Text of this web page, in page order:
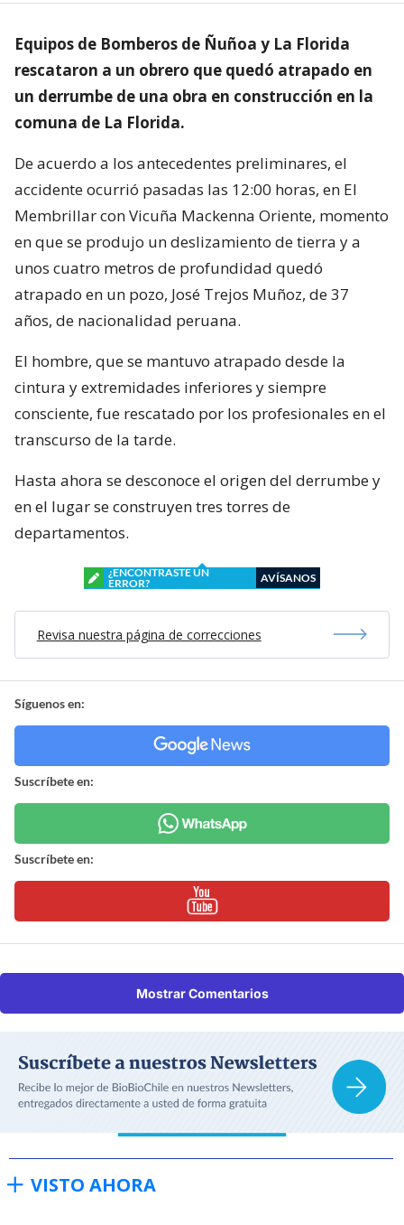
Equipos de Bomberos de Ñuñoa y La Florida
rescataron a un obrero que quedó atrapado en
un derrumbe de una obra en construcción en la
comuna de La Florida.
De acuerdo a los antecedentes preliminares, el
accidente ocurrió pasadas las 12:00 horas, en El
Membrillar con Vicuña Mackenna Oriente, momento
en que se produjo un deslizamiento de tierra y a
unos cuatro metros de profundidad quedó
atrapado en un pozo, José Trejos Muñoz, de 37
años, de nacionalidad peruana.
El hombre, que se mantuvo atrapado desde la
cintura y extremidades inferiores y siempre
consciente, fue rescatado por los profesionales en el
transcurso de la tarde.
Hasta ahora se desconoce el origen del derrumbe y
en el lugar se construyen tres torres de
departamentos.
¿ENCONTRASTE UN
ERROR?
AVÍSANOS
Revisa nuestra página de correcciones
Síguenos en:
Suscríbete en:
Suscríbete en:
Mostrar Comentarios
VISTO AHORA